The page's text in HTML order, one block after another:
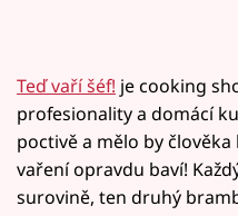
Teď vaří šéf! je cooking
profesionality a domácí
poctivě a mělo by
vaření opravdu baví!
surovině, ten druhý